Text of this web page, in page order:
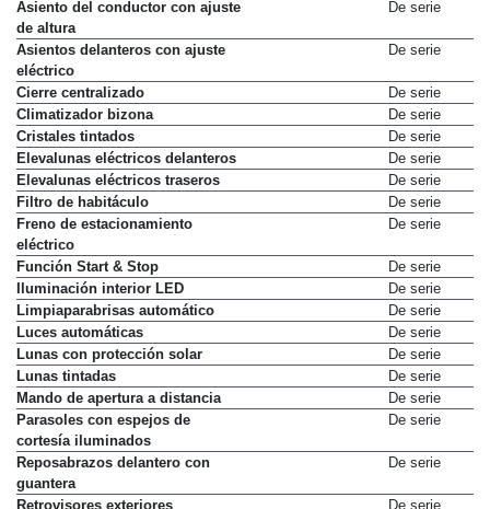
Asiento del conductor con ajuste
de altura
De serie
Asientos delanteros con ajuste
eléctrico
De serie
Cierre centralizado
De serie
Climatizador bizona
De serie
Cristales tintados
De serie
Elevalunas eléctricos delanteros
De serie
Elevalunas eléctricos traseros
De serie
Filtro de habitáculo
De serie
Freno de estacionamiento
eléctrico
De serie
Función Start & Stop
De serie
Iluminación interior LED
De serie
Limpiaparabrisas automático
De serie
Luces automáticas
De serie
Lunas con protección solar
De serie
Lunas tintadas
De serie
Mando de apertura a distancia
De serie
Parasoles con espejos de
cortesía iluminados
De serie
Reposabrazos delantero con
guantera
De serie
Retrovisores exteriores
De serie